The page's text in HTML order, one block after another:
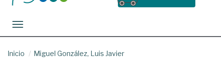
Toggle navigation
Inicio Miguel González, Luis Javier